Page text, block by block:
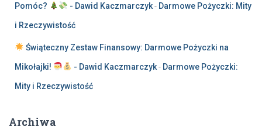
Pomóc? - Dawid Kaczmarczyk- Darmowe Pożyczki: Mity
i Rzeczywistość
Świąteczny Zestaw Finansowy: Darmowe Pożyczki na
Mikołajki! - Dawid Kaczmarczyk- Darmowe Pożyczki:
Mity i Rzeczywistość
Archiwa